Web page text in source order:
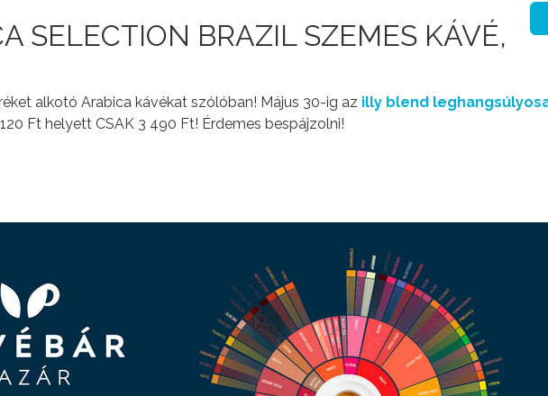
SELECTION BRAZIL SZEMES KÁVÉ,
alkotó Arabica kávékat szólóban! Május 30-ig az illy blend
Ft helyett CSAK 3 490 Ft! Érdemes bespájzolni!